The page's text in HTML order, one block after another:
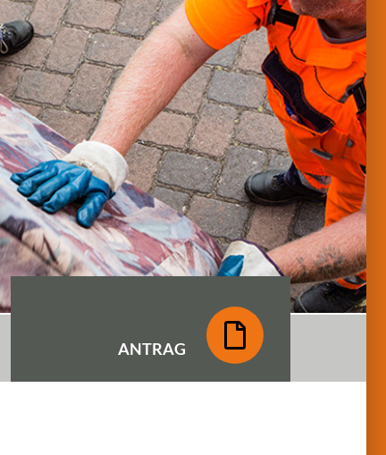
ANTRAG